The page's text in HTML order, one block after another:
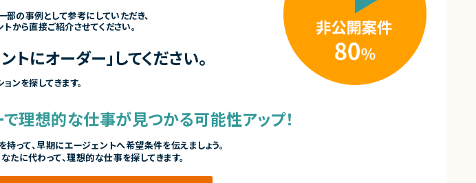
の事例として参考にしていただき、
から直接ご紹介させてください。
にオーダー」してください。
ンを探してきます。
理想的な仕事が見つかる可能性アップ！
って、早期にエージェントへ希望条件を伝えましょう。
たに代わって、理想的な仕事を探してきます。